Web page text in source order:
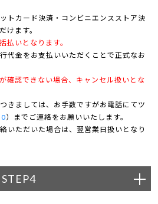
トカード決済・コンビニエンスストア決
けます。
払いとなります。
代金をお支払いいただくことで正式なお
確認できない場合、キャンセル扱いとな
きましては、お手数ですがお電話にてツ
）までご連絡をお願いいたします。
いただいた場合は、翌営業日扱いとなり
STEP4